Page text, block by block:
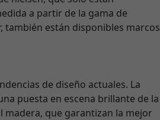
a partir de la gama de
también están disponibles marcos
de diseño actuales. La
puesta en escena brillante de la
madera, que garantizan la mejor